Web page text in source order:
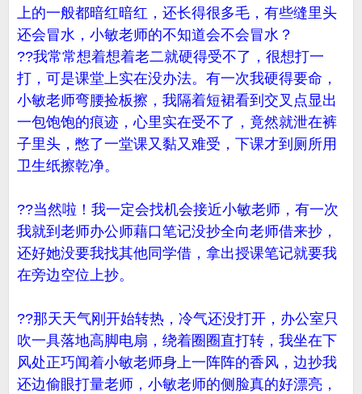
上的一般都暗红暗红，还长得很多毛，有些缝里头
还会冒水，小敏老师的不知道会不会冒水？
??我常常想着想着老二就硬得受不了，很想打一
打，可是课堂上实在没办法。有一次我硬得要命，
小敏老师弯腰捡板擦，我隔着短裙看到交叉点显出
一包饱饱的痕迹，心里实在受不了，竟然就泄在裤
子里头，憋了一堂课又黏又难受，下课才到厕所用
卫生纸擦乾净。
??当然啦！我一定会找机会接近小敏老师，有一次
我就到老师办公师藉口笔记没抄全向老师借来抄，
还好她没要我找其他同学借，拿出授课笔记就要我
在旁边空位上抄。
??那天天气刚开始转热，冷气还没打开，办公室只
吹一具落地高脚电扇，绕着圈圈直打转，我坐在下
风处正巧闻着小敏老师身上一阵阵的香风，边抄我
还边偷眼打量老师，小敏老师的侧脸真的好漂亮，